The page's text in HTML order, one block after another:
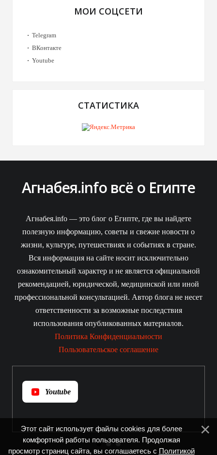
МОИ СОЦСЕТИ
Telegram
ВКонтакте
Youtube
СТАТИСТИКА
Агнабея.info всё о Египте
Агнабея.info — это блог о Египте, где вы найдете
полезную информацию, советы и свежие новости о
жизни, культуре, путешествиях и событиях в стране.
Вся информация на сайте носит исключительно
ознакомительный характер и не является официальной
рекомендацией, юридической, медицинской или иной
профессиональной консультацией. Автор блога не несет
ответственности за возможные последствия
использования опубликованных материалов.
Политика Конфиденциальности
Пользовательское соглашение
Youtube
Этот сайт использует файлы cookies для более
комфортной работы пользователя. Продолжая
просмотр страниц сайта, вы соглашаетесь с Политикой